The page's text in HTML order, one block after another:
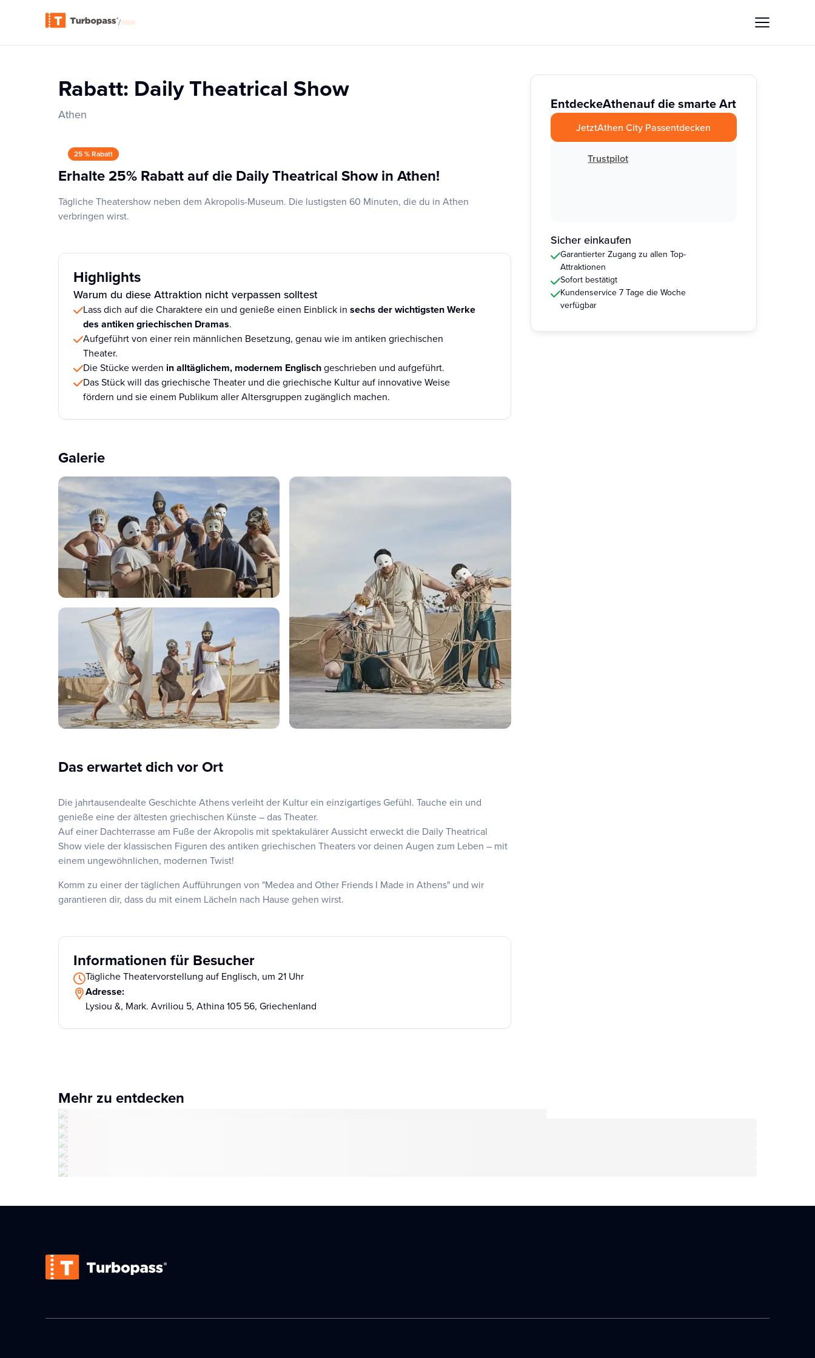
/
Rabatt: Daily Theatrical Show
Athen
25 % Rabatt
Erhalte 25% Rabatt auf die Daily Theatrical Show in Athen!
Tägliche Theatershow neben dem Akropolis-Museum. Die lustigsten 60 Minuten, die du in Athen
verbringen wirst.
Highlights
Warum du diese Attraktion nicht verpassen solltest
Lass dich auf die Charaktere ein und genieße einen Einblick in sechs der wichtigsten Werke
des antiken griechischen Dramas.
Aufgeführt von einer rein männlichen Besetzung, genau wie im antiken griechischen
Theater.
Die Stücke werden in alltäglichem, modernem Englischgeschrieben und aufgeführt.
Das Stück will das griechische Theater und die griechische Kultur auf innovative Weise
fördern und sie einem Publikum aller Altersgruppen zugänglich machen.
Galerie
Das erwartet dich vor Ort
Die jahrtausendealte Geschichte Athens verleiht der Kultur ein einzigartiges Gefühl. Tauche ein und
genieße eine der ältesten griechischen Künste – das Theater.
Auf einer Dachterrasse am Fuße der Akropolis mit spektakulärer Aussicht erweckt die Daily Theatrical
Show viele der klassischen Figuren des antiken griechischen Theaters vor deinen Augen zum Leben – mit
einem ungewöhnlichen, modernen Twist!
Komm zu einer der täglichen Aufführungen von "Medea and Other Friends I Made in Athens" und wir
garantieren dir, dass du mit einem Lächeln nach Hause gehen wirst.
Informationen für Besucher
Tägliche Theatervorstellung auf Englisch, um 21 Uhr
Adresse:
Lysiou &, Mark. Avriliou 5, Athina 105 56, Griechenland
EntdeckeAthenauf die smarte Art
JetztAthen City Passentdecken
Trustpilot
Sicher einkaufen
Garantierter Zugang zu allen Top-
Attraktionen
Sofort bestätigt
Kundenservice 7 Tage die Woche
verfügbar
Mehr zu entdecken